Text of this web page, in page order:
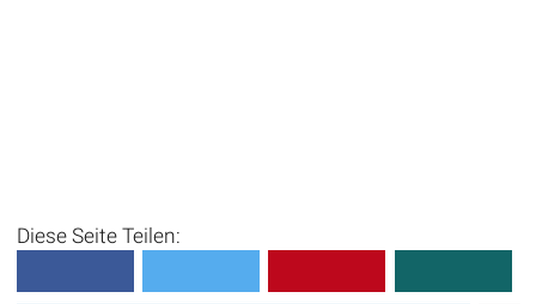
Diese Seite Teilen: